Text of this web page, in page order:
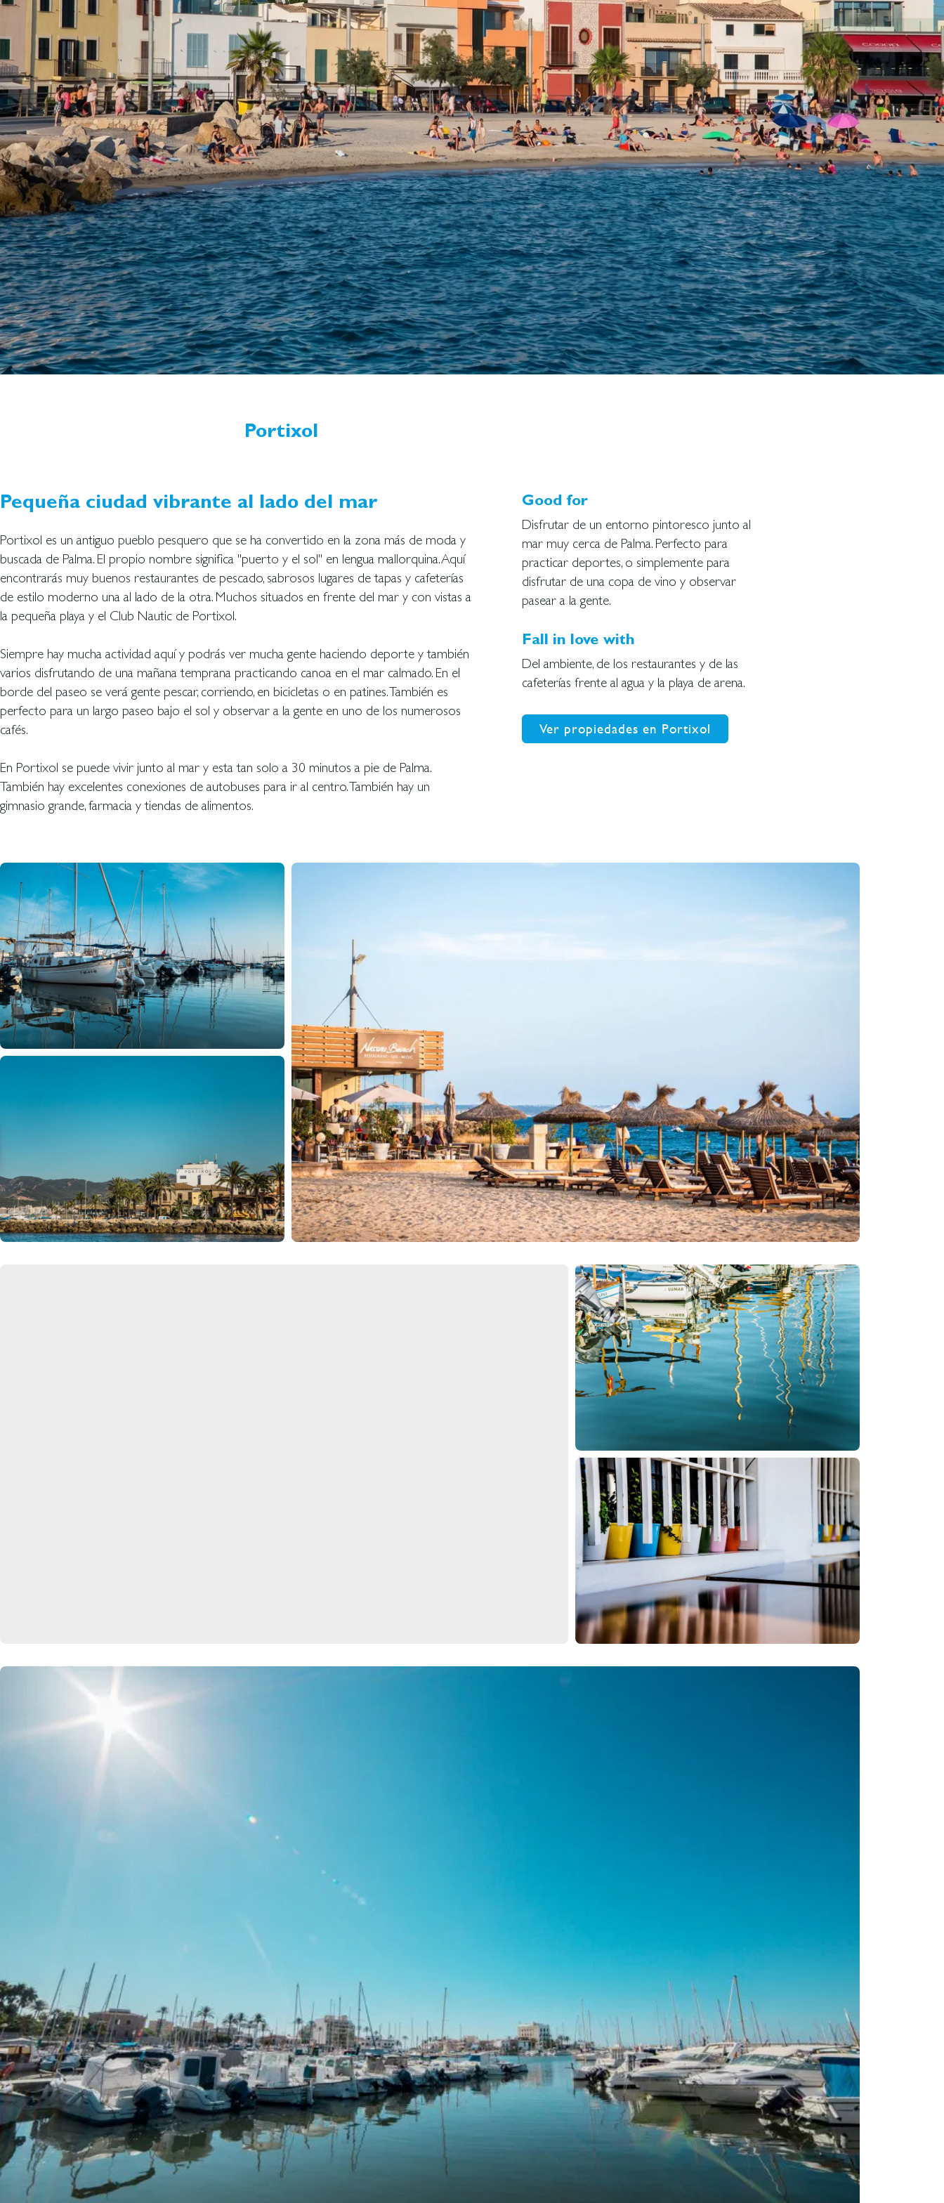
Portixol
Pequeña ciudad vibrante al lado del mar
Portixol es un antiguo pueblo pesquero que se ha convertido en la zona más de moda y
buscada de Palma. El propio nombre significa "puerto y el sol" en lengua mallorquina. Aquí
encontrarás muy buenos restaurantes de pescado, sabrosos lugares de tapas y cafeterías
de estilo moderno una al lado de la otra. Muchos situados en frente del mar y con vistas a
la pequeña playa y el Club Nautic de Portixol.
Siempre hay mucha actividad aquí y podrás ver mucha gente haciendo deporte y también
varios disfrutando de una mañana temprana practicando canoa en el mar calmado. En el
borde del paseo se verá gente pescar, corriendo, en bicicletas o en patines. También es
perfecto para un largo paseo bajo el sol y observar a la gente en uno de los numerosos
cafés.
En Portixol se puede vivir junto al mar y esta tan solo a 30 minutos a pie de Palma.
También hay excelentes conexiones de autobuses para ir al centro. También hay un
gimnasio grande, farmacia y tiendas de alimentos.
Good for
Disfrutar de un entorno pintoresco junto al
mar muy cerca de Palma. Perfecto para
practicar deportes, o simplemente para
disfrutar de una copa de vino y observar
pasear a la gente.
Fall in love with
Del ambiente, de los restaurantes y de las
cafeterías frente al agua y la playa de arena.
Ver propiedades en Portixol